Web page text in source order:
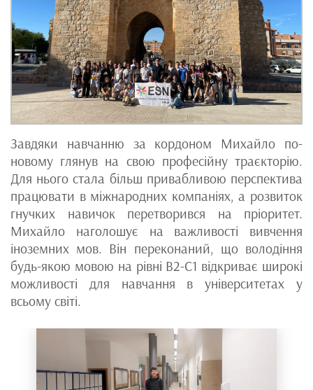
Завдяки навчанню за кордоном Михайло по-
новому глянув на свою професійну траєкторію.
Для нього стала більш привабливою перспектива
працювати в міжнародних компаніях, а розвиток
гнучких навичок перетворився на пріоритет.
Михайло наголошує на важливості вивчення
іноземних мов. Він переконаний, що володіння
будь-якою мовою на рівні B2-С1 відкриває широкі
можливості для навчання в університетах у
всьому світі.